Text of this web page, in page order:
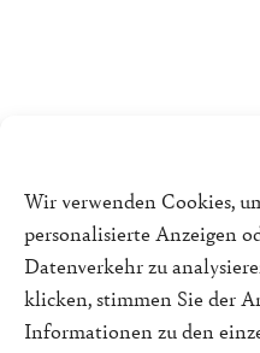
Wir verwenden Cookies,
personalisierte Anzeigen
Datenverkehr zu
klicken, stimmen Sie der
Informationen zu den